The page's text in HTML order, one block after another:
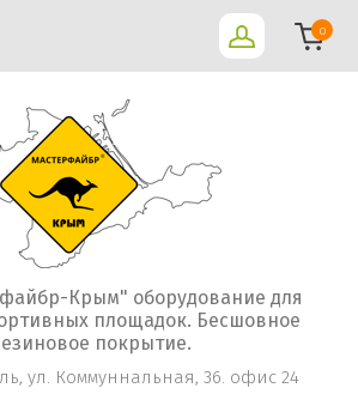
0
Крым" оборудование для
площадок. Бесшовное
покрытие.
ул. Коммуннальная, 36. офис 24